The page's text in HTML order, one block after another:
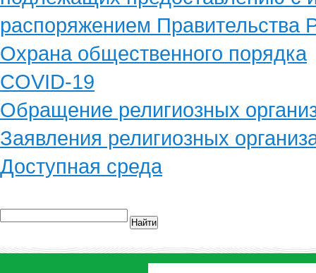
распоряжением
Охрана общественного порядка
COVID-19
Обращение религиозных
Заявления религиозных
Доступная среда
Найти